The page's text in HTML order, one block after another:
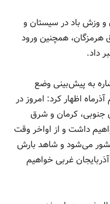
و وزش باد در سیستان و
هرمزگان، همچنین ورود
داد.
به پیش‌بینی وضع
اظهار کرد: امروز در
جنوبی، کرمان و شرق
داشت و از اواخر وقت
می‌شود و شاهد بارش
غربی خواهیم